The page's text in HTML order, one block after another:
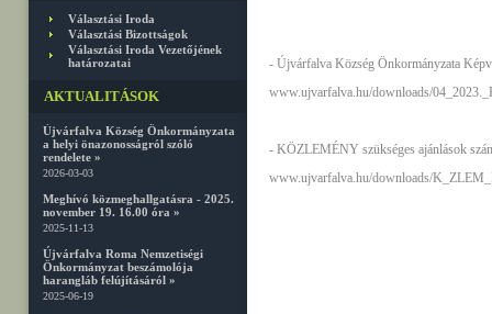
Választási Iroda
Választási Bizottságok
Választási Iroda Vezetőjének
határozatai
AKTUALITÁSOK
Újvárfalva Község Önkormányzata
a helyi önazonosságról szóló
rendelete »
2026-03-03
Meghívó közmeghallgatásra - 2025.
november 19. 16.00 óra »
2025-11-13
Újvárfalva Roma Nemzetiségi
Önkormányzat beszámolója
harangláb felújításáról »
2025-06-19
- Újvárfalva Község Önkormányzata
www.ujvarfalva.hu/downloads/
- KÖZLEMÉNY szükséges ajánlások
www.ujvarfalva.hu/downloads/